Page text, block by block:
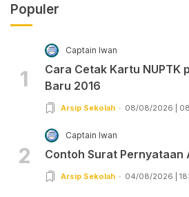
Populer
1
Captain Iwan
Cara Cetak Kartu NUPTK
Baru 2016
Arsip Sekolah 08/08/2026 |
2
Captain Iwan
Contoh Surat Pernyataan
Arsip Sekolah 04/08/2026 |